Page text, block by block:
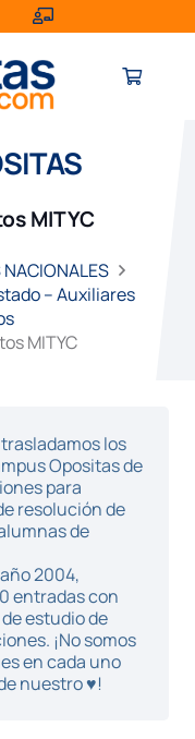
MITYC
– Auxiliares
MITYC
los
Opositas de
para
resolución de
de
2004,
entradas con
estudio de
¡No somos
en cada uno
nuestro ♥!